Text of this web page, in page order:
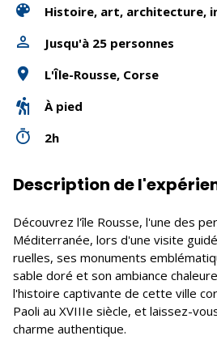
Histoire, art, architecture,
Jusqu'à 25 personnes
L'Île-Rousse, Corse
À pied
2h
Description de
Découvrez l'île Rousse, l'une des
Méditerranée, lors d'une visite
ruelles, ses monuments
sable doré et son ambiance
l'histoire captivante de cette ville
Paoli au XVIIIe siècle, et laissez-
charme authentique.